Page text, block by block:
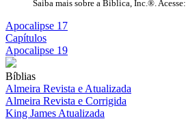
Saiba mais sobre a Biblica, Inc.®. Acesse:
Apocalipse 17
Capítulos
Apocalipse 19
Bíblias
Almeira Revista e Atualizada
Almeira Revista e Corrigida
King James Atualizada